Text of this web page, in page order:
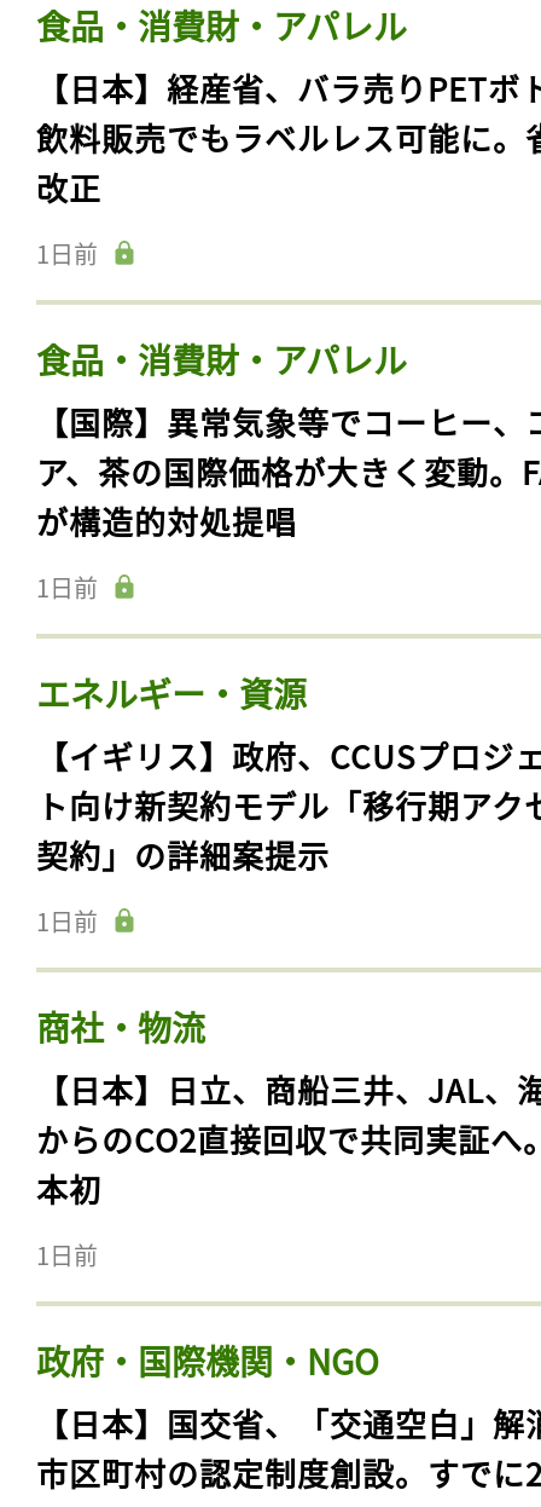
食品・消費財・アパレル
【日本】経産省、バラ売りPETボ
飲料販売でもラベルレス可能に。
改正
1日前
食品・消費財・アパレル
【国際】異常気象等でコーヒー、
ア、茶の国際価格が大きく変動。
が構造的対処提唱
1日前
エネルギー・資源
【イギリス】政府、CCUSプロジ
ト向け新契約モデル「移行期アク
契約」の詳細案提示
1日前
商社・物流
【日本】日立、商船三井、JAL、
からのCO2直接回収で共同実証へ
本初
1日前
政府・国際機関・NGO
【日本】国交省、「交通空白」解
市区町村の認定制度創設。すでに